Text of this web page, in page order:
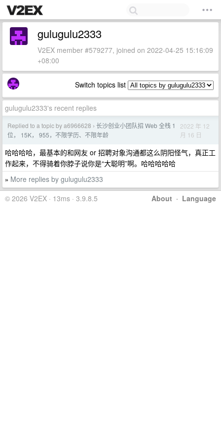
gulugulu2333
V2EX member #579277, joined on 2022-04-25 15:16:09
+08:00
Switch topics list
gulugulu2333's recent replies
Replied to a topic by a6966628 › 长沙创业小团队招 Web 全栈 1
位， 15K， 955，不限学历、不限年龄
2022 年 12
月 16 日
哈哈哈哈，最基本的和网友 or 招聘对象沟通都这么阴阳怪气，真正工
作起来，不得骑着你脖子说你是“大聪明”啊。哈哈哈哈哈
» More replies by gulugulu2333
About · Language
© 2026 V2EX · 13ms · 3.9.8.5